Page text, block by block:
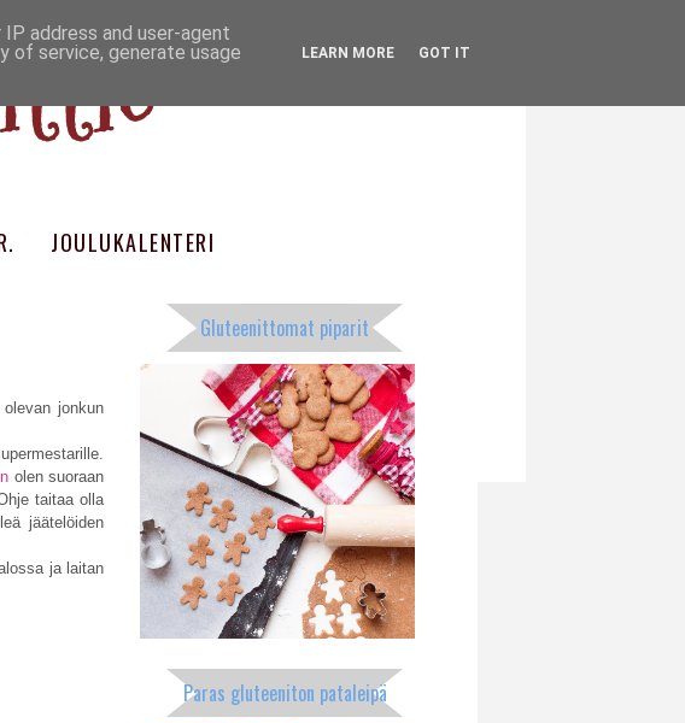
JOULUKALENTERI
jonkun
olen suoraan
taitaa olla
jäätelöiden
ja laitan
Gluteenittomat piparit
Paras gluteeniton pataleipä
address and user-agent
of service, generate usage
LEARN MORE GOT IT